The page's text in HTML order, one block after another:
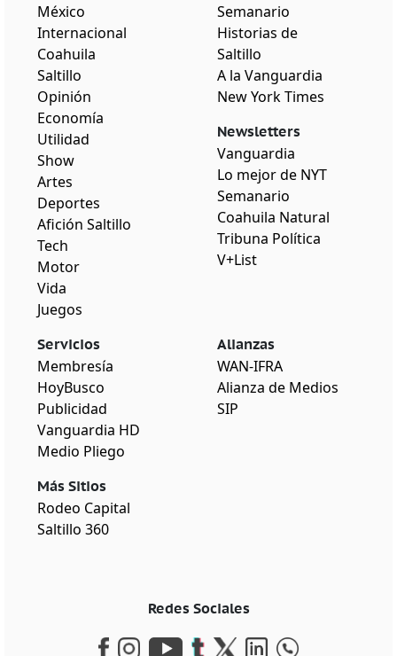
México
Internacional
Coahuila
Saltillo
Opinión
Economía
Utilidad
Show
Artes
Deportes
Afición Saltillo
Tech
Motor
Vida
Juegos
Semanario
Historias de
Saltillo
A la Vanguardia
New York Times
Newsletters
Vanguardia
Lo mejor de NYT
Semanario
Coahuila Natural
Tribuna Política
V+List
Servicios
Membresía
HoyBusco
Publicidad
Vanguardia HD
Medio Pliego
Más Sitios
Rodeo Capital
Saltillo 360
Alianzas
WAN-IFRA
Alianza de Medios
SIP
Redes Sociales